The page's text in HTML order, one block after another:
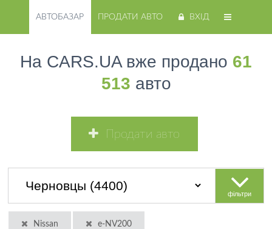
АВТОБАЗАР ПРОДАТИ АВТО ВХІД
На CARS.UA вже продано 61
513 авто
Продати авто
фільтри
Nissan e-NV200